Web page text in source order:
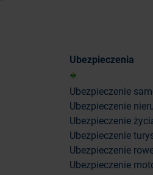
Ubezpieczenia
Ubezpieczenie
Ubezpieczenie
Ubezpieczenie
Ubezpieczenie
Ubezpieczenie
Ubezpieczenie